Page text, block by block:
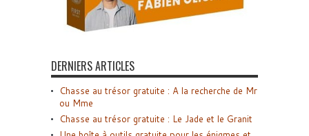
DERNIERS ARTICLES
Chasse au trésor gratuite : A la recherche de Mr
ou Mme
Chasse au trésor gratuite : Le Jade et le Granit